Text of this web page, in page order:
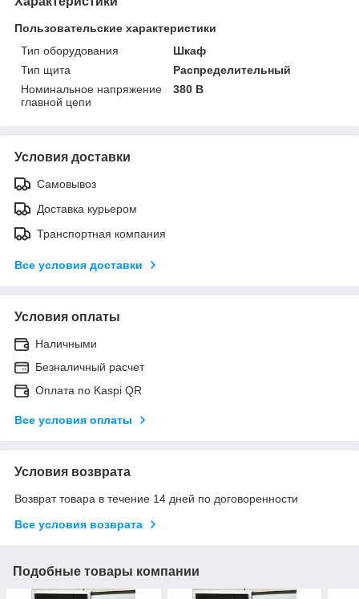
Пользовательские характеристики
Тип оборудования
Шкаф
Тип щита
Распределительный
Номинальное напряжение
главной цепи
380 В
Условия доставки
Самовывоз
Доставка курьером
Транспортная компания
Все условия доставки
Условия оплаты
Наличными
Безналичный расчет
Оплата по Kaspi QR
Все условия оплаты
Условия возврата
Возврат товара в течение 14 дней по договоренности
Все условия возврата
Подобные товары компании